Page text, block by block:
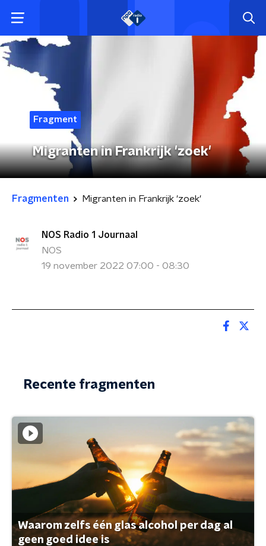
Fragment
Migranten in Frankrijk 'zoek'
Fragmenten Migranten in Frankrijk 'zoek'
NOS Radio 1 Journaal
NOS
19 november 2022 07:00 - 08:30
Recente fragmenten
Waarom zelfs één glas alcohol per dag al
geen goed idee is